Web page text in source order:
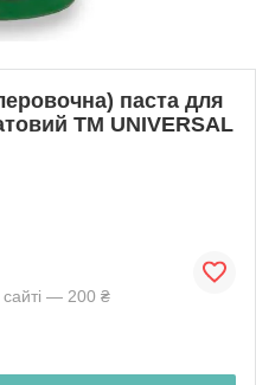
паста для
ТМ UNIVERSAL
— 200 ₴